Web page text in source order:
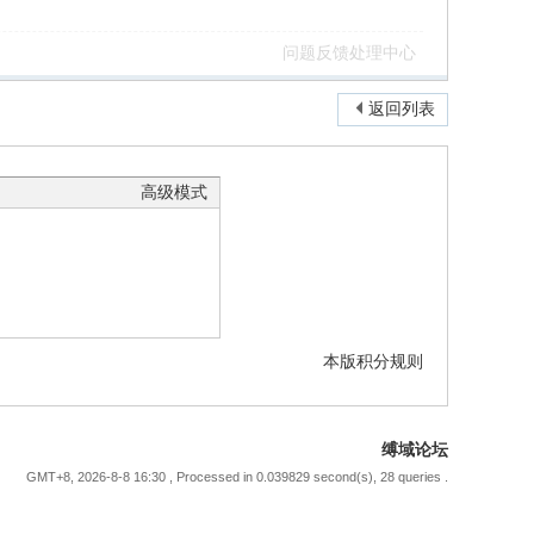
问题反馈处理中心
返回列表
高级模式
本版积分规则
缚域论坛
GMT+8, 2026-8-8 16:30 , Processed in 0.039829 second(s), 28 queries .